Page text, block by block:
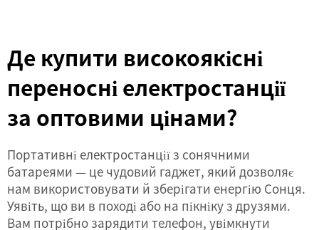
Де купити високоякісні
переносні електростанції
за оптовими цінами?
Портативні електростанції з сонячними
батареями — це чудовий гаджет, який дозволяє
нам використовувати й зберігати енергію Сонця.
Уявіть, що ви в поході або на пікніку з друзями.
Вам потрібно зарядити телефон, увімкнути